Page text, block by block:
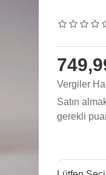
Vergiler
Satın
gerekli